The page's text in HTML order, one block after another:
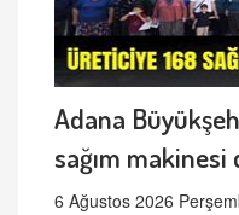
Adana
sağım makinesi
6 Ağustos 2026